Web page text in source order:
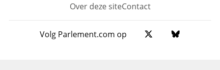
Footer
Over deze siteContact
Volg Parlement.com op